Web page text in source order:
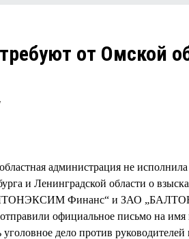
от Омской
администрация не
и Ленинградской области о
Финанс“ и ЗАО
официальное письмо на
уголовное дело против